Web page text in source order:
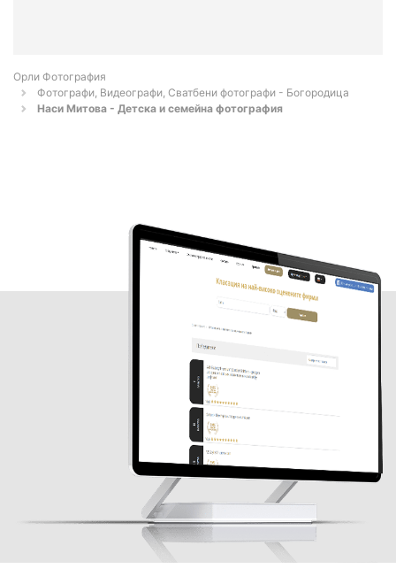
Орли Фотография
Фотографи, Видеографи, Сватбени фотографи - Богородица
Наси Митова - Детска и семейна фотография